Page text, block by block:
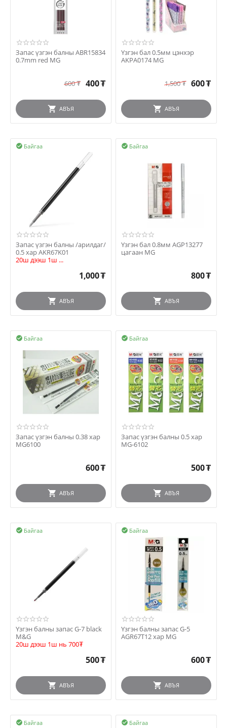
Запас үзгэн балны ABR15834
0.7mm red MG
600₮ 400₮
АВЪЯ
Үзгэн бал 0.5мм цэнхэр
AKPA0174 MG
1,500₮ 600₮
АВЪЯ
Байгаа

Запас үзгэн балны /арилдаг/
0.5 хар AKR67K01
20ш дээш 1ш ...
1,000₮
АВЪЯ
Байгаа

Үзгэн бал 0.8мм AGP13277
цагаан MG
800₮
АВЪЯ
Байгаа

Запас үзгэн балны 0.38 хар
MG6100
600₮
АВЪЯ
Байгаа

Запас үзгэн балны 0.5 хар
MG-6102
500₮
АВЪЯ
Байгаа

Үзгэн балны запас G-7 black
M&G
20ш дээш 1ш нь 700₮
500₮
АВЪЯ
Байгаа

Үзгэн балны запас G-5
AGR67T12 хар MG
600₮
АВЪЯ
Байгаа
 Байгаа
